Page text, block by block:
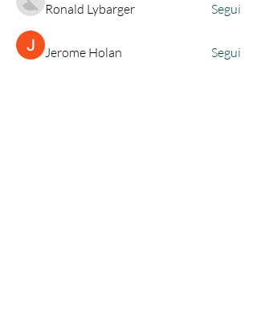
Ronald Lybarger Segui
Jerome Holan Segui